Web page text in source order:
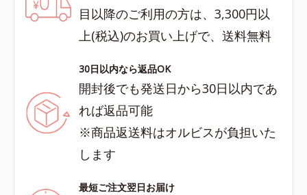
目以降のご利用の方は、3,300円以
上(税込)のお買い上げで、送料無料
30日以内なら返品OK
開封後でも発送日から30日以内であ
れば返品可能
※商品返送料はオルビスが負担いた
します
最短ご注文翌日お届け